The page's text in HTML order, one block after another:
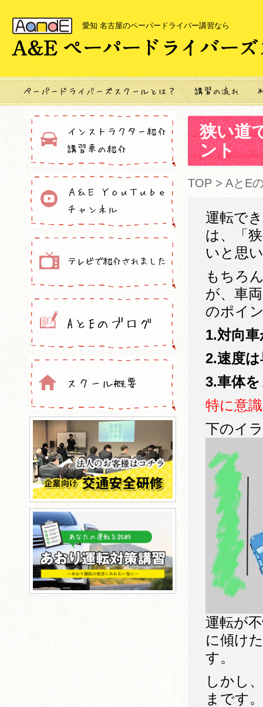
愛知 名古屋のペーパードライバー講習なら
狭い道
ント
TOP > AとE
運転で
は、「
いと思
もちろ
が、車
のポイ
1.対向
2.速度
3.車体
特に意
下のイ
運転が
に傾け
す。
しかし
まです。